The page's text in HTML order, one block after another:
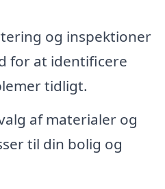
og inspektioner
for at identificere
tidligt.
af materialer og
til din bolig og